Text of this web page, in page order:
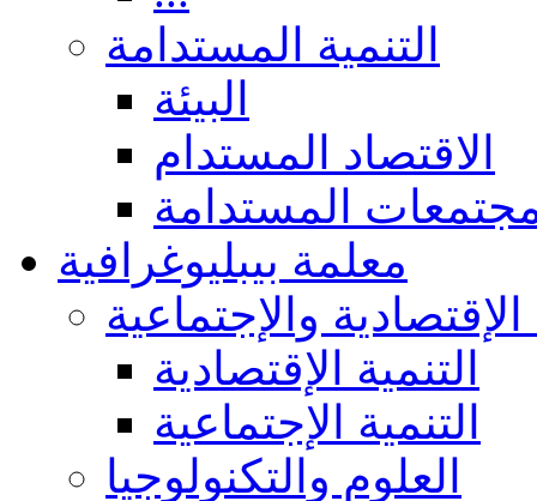
التنمية المستدامة
البيئة
الاقتصاد المستدام
المستدامة
معلمة بيبليوغرافية
الإقتصادية والإجتماعية
التنمية الإقتصادية
التنمية الإجتماعية
العلوم والتكنولوجيا